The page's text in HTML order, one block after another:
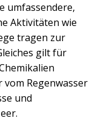
umfassendere,
Aktivitäten wie
tragen zur
gilt für
Regenwasser
und